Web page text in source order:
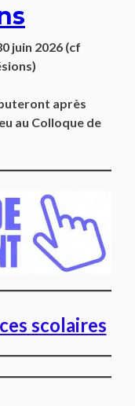
juin 2026 (cf
après
au Colloque de
scolaires